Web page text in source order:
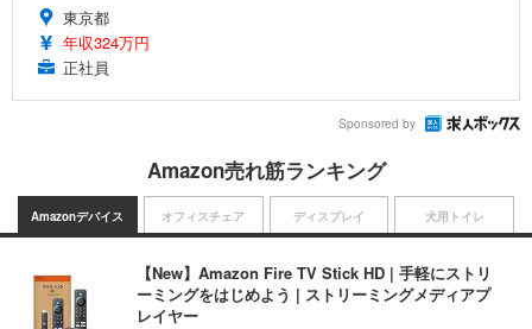
東京都
年収324万円
正社員
Sponsored by
Amazon売れ筋ランキング
Amazonデバイス
【New】Amazon Fire TV Stick HD | 手軽にストリ
ーミングをはじめよう | ストリーミングメディアプ
レイヤー
オフィスチェア ディスプレイ 犬用トイレ